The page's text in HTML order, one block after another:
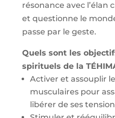
résonance avec
et questionne le
passe par le geste.
Quels sont les
spirituels de la
Activer et assouplir
musculaires pour
libérer de ses